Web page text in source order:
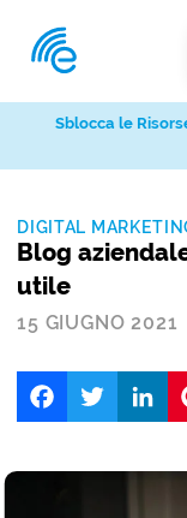
DIGITAL
Blog
utile
15 GIUGNO 2021
FacebookTwitter
Sblocca le